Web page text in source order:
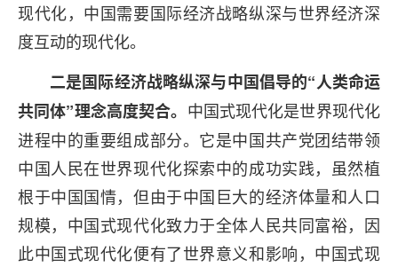
现代化，中国需要国际经济战略纵深与世界经济深
度互动的现代化。
二是国际经济战略纵深与中国倡导的“人类命运
共同体”理念高度契合。 中国式现代化是世界现代化
进程中的重要组成部分。它是中国共产党团结带领
中国人民在世界现代化探索中的成功实践，虽然植
根于中国国情，但由于中国巨大的经济体量和人口
规模，中国式现代化致力于全体人民共同富裕，因
此中国式现代化便有了世界意义和影响，中国式现